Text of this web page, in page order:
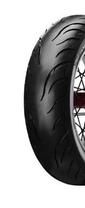
Marken
Reifentests
Kontakt